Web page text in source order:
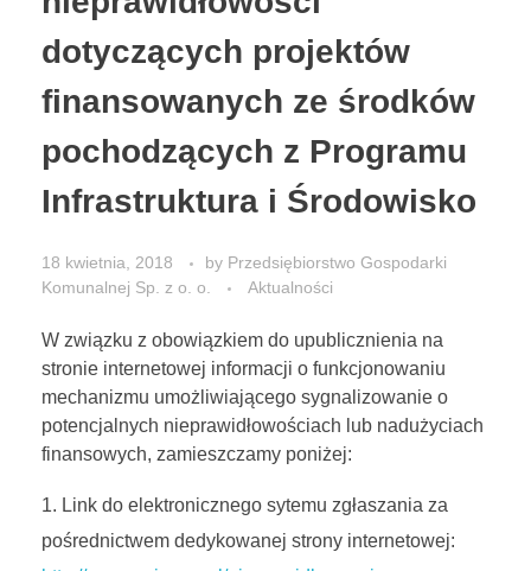
dotyczących projektów
finansowanych ze środków
pochodzących z Programu
Infrastruktura i Środowisko
18 kwietnia, 2018 by Przedsiębiorstwo Gospodarki
Komunalnej Sp. z o. o.
Aktualności
W związku z obowiązkiem do upublicznienia na
stronie internetowej informacji o funkcjonowaniu
mechanizmu umożliwiającego sygnalizowanie o
potencjalnych nieprawidłowościach lub nadużyciach
finansowych, zamieszczamy poniżej:
Link do elektronicznego sytemu zgłaszania za
pośrednictwem dedykowanej strony internetowej: